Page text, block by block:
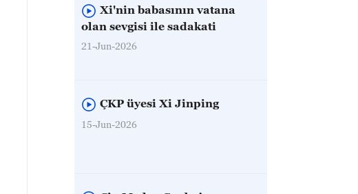
Xi'nin babasının vatana
olan sevgisi ile sadakati
21-Jun-2026
ÇKP üyesi Xi Jinping
15-Jun-2026